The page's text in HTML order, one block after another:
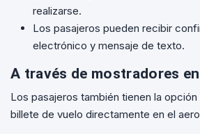
realizarse.
Los pasajeros pueden recibir
electrónico y mensaje de texto.
A través de mostradores
Los pasajeros también tienen la
billete de vuelo directamente en el